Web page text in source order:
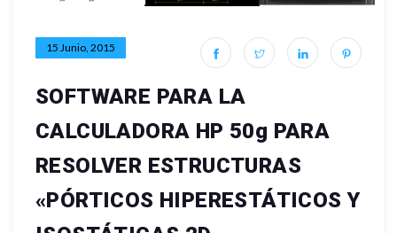
15 Junio, 2015
SOFTWARE PARA LA
CALCULADORA HP 50g PARA
RESOLVER ESTRUCTURAS
«PÓRTICOS HIPERESTÁTICOS Y